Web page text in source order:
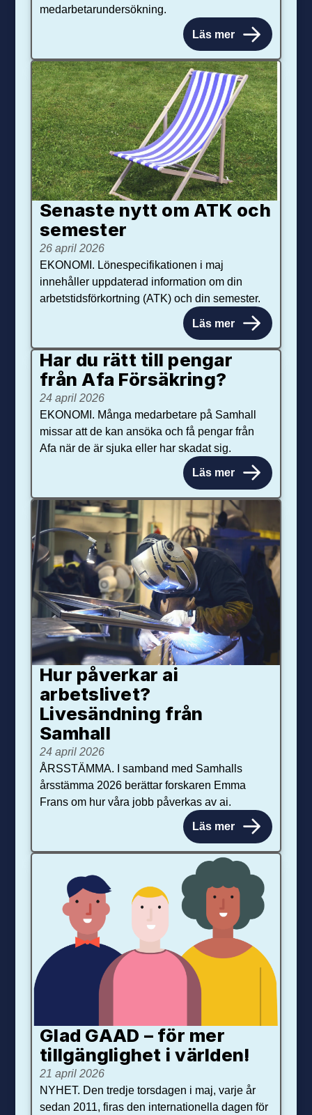
medarbetarundersökning.
Läs mer
Senaste nytt om ATK och
se­mester
26 april 2026
EKONOMI. Lönespecifikationen i maj
innehåller uppdaterad information om din
arbetstidsförkortning (ATK) och din semester.
Läs mer
Har du rätt till pengar
från Afa Försäkring?
24 april 2026
EKONOMI. Många medarbetare på Samhall
missar att de kan ansöka och få pengar från
Afa när de är sjuka eller har skadat sig.
Läs mer
Hur påverkar ai
arbetslivet?
Livesändning från
Samhall
24 april 2026
ÅRSSTÄMMA. I samband med Samhalls
årsstämma 2026 berättar forskaren Emma
Frans om hur våra jobb påverkas av ai.
Läs mer
Glad GAAD – för mer
tillgänglighet i världen!
21 april 2026
NYHET. Den tredje torsdagen i maj, varje år
sedan 2011, firas den internationella dagen för